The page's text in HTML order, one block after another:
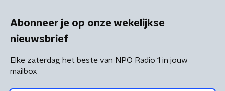
Abonneer je op onze wekelijkse
nieuwsbrief
Elke zaterdag het beste van NPO Radio 1 in jouw
mailbox